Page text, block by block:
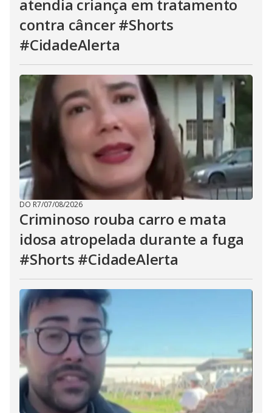
atendia criança em tratamento
contra câncer #Shorts
#CidadeAlerta
DO R7/07/08/2026
Criminoso rouba carro e mata
idosa atropelada durante a fuga
#Shorts #CidadeAlerta